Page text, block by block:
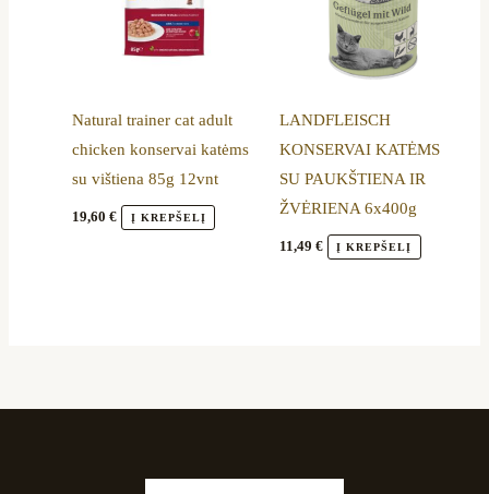
Natural trainer cat adult
chicken konservai katėms
su vištiena 85g 12vnt
19,60€ Į KREPŠELĮ
LANDFLEISCH
KONSERVAI KATĖMS
SU PAUKŠTIENA IR
ŽVĖRIENA 6x400g
11,49 € Į KREPŠELĮ